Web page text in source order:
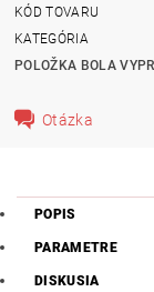
KÓD TOVARU
KATEGÓRIA
POLOŽKA BOLA
Otázka
POPIS
PARAMETRE
DISKUSIA